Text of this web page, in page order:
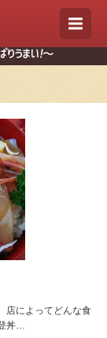
店によってどんな食
丼…